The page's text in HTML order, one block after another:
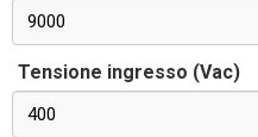
9000
Tensione ingresso (Vac)
400